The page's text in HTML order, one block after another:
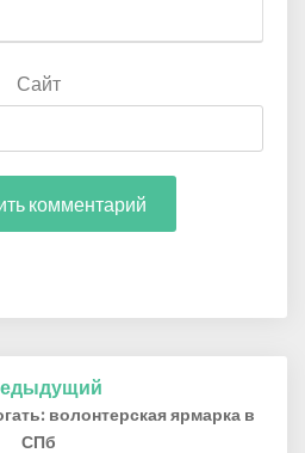
Сайт
волонтерская ярмарка в
СПб